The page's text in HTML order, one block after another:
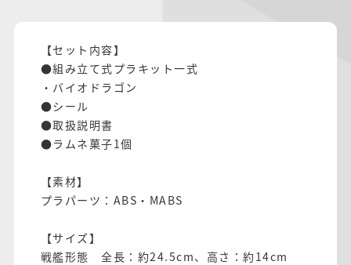
【セット内容】
●組み立て式プラキット一式
・バイオドラゴン
●シール
●取扱説明書
●ラムネ菓子1個
【素材】
プラパーツ：ABS・MABS
【サイズ】
戦艦形態 全長：約24.5cm、高さ：約14cm